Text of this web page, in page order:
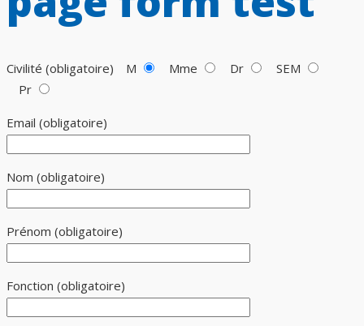
Civilité (obligatoire) M Mme Dr
SEM
Pr
Email (obligatoire)
Nom (obligatoire)
Prénom (obligatoire)
Fonction (obligatoire)